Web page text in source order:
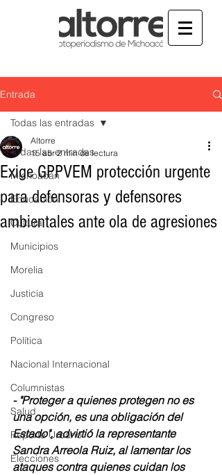
Entrada
Todas las entradas
Michoacán
Educación
Cultura
Municipios
Morelia
Justicia
Congreso
Política
Nacional Internacional
Columnistas
Salud
Reporte Urbano
Elecciones
Todas las entradas
Exige GPPVEM protección urgente
para defensoras y defensores
ambientales ante ola de agresiones
Altorre
15 abr 2 min de lectura
- "Proteger a quienes protegen no es
una opción, es una obligación del
Estado", advirtió la representante
Sandra Arreola Ruiz, al lamentar los
ataques contra quienes cuidan los